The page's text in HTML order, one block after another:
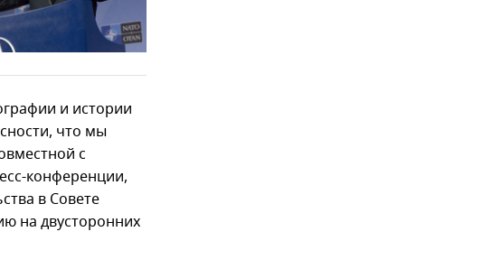
и истории
что мы
с
конференции,
в Совете
на двусторонних